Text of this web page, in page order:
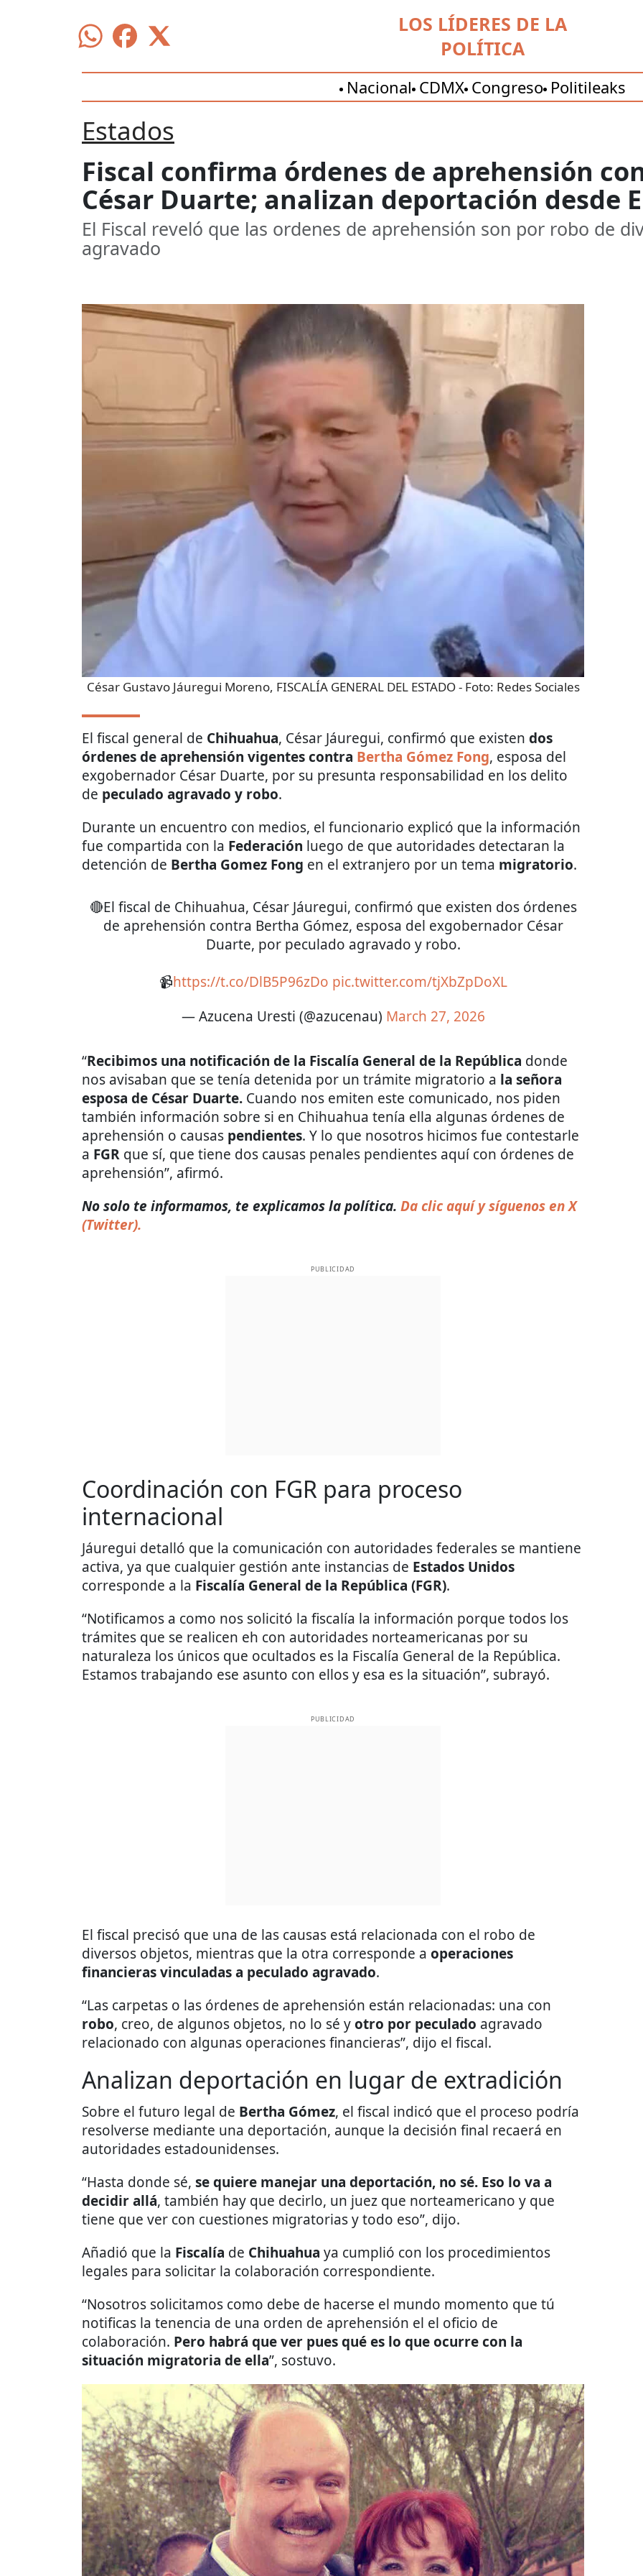
LOS LÍDERES DE LA
POLÍTICA
Nacional CDMX Congreso Politileaks
Estados
Fiscal confirma órdenes de aprehensión
César Duarte; analizan deportación desde
El Fiscal reveló que las ordenes de aprehensión son por robo de
agravado
César Gustavo Jáuregui Moreno, FISCALÍA GENERAL DEL ESTADO- Foto: Redes Sociales
El fiscal general de Chihuahua, César Jáuregui, confirmó que existen dos
órdenes de aprehensión vigentes contra Bertha Gómez Fong, esposa del
exgobernador César Duarte, por su presunta responsabilidad en los delito
de peculado agravado y robo.
Durante un encuentro con medios, el funcionario explicó que la información
fue compartida con la Federación luego de que autoridades detectaran la
detención de Bertha Gomez Fong en el extranjero por un tema migratorio.
🔴El fiscal de Chihuahua, César Jáuregui, confirmó que existen dos órdenes
de aprehensión contra Bertha Gómez, esposa del exgobernador César
Duarte, por peculado agravado y robo.
📹https://t.co/DlB5P96zDo pic.twitter.com/tjXbZpDoXL
— Azucena Uresti (@azucenau) March 27, 2026
“Recibimos una notificación de la Fiscalía General de la República donde
nos avisaban que se tenía detenida por un trámite migratorio a la señora
esposa de César Duarte. Cuando nos emiten este comunicado, nos piden
también información sobre si en Chihuahua tenía ella algunas órdenes de
aprehensión o causas pendientes. Y lo que nosotros hicimos fue contestarle
a FGR que sí, que tiene dos causas penales pendientes aquí con órdenes de
aprehensión”, afirmó.
No solo te informamos, te explicamos la política. Da clic aquí y síguenos en X
(Twitter).
PUBLICIDAD
Coordinación con FGR para proceso
internacional
Jáuregui detalló que la comunicación con autoridades federales se mantiene
activa, ya que cualquier gestión ante instancias de Estados Unidos
corresponde a la Fiscalía General de la República (FGR).
“Notificamos a como nos solicitó la fiscalía la información porque todos los
trámites que se realicen eh con autoridades norteamericanas por su
naturaleza los únicos que ocultados es la Fiscalía General de la República.
Estamos trabajando ese asunto con ellos y esa es la situación”, subrayó.
PUBLICIDAD
El fiscal precisó que una de las causas está relacionada con el robo de
diversos objetos, mientras que la otra corresponde a operaciones
financieras vinculadas a peculado agravado.
“Las carpetas o las órdenes de aprehensión están relacionadas: una con
robo, creo, de algunos objetos, no lo sé yotro por peculado agravado
relacionado con algunas operaciones financieras”, dijo el fiscal.
Analizan deportación en lugar de extradición
Sobre el futuro legal de Bertha Gómez, el fiscal indicó que el proceso podría
resolverse mediante una deportación, aunque la decisión final recaerá en
autoridades estadounidenses.
“Hasta donde sé, se quiere manejar una deportación, no sé. Eso lo va a
decidir allá, también hay que decirlo, un juez que norteamericano y que
tiene que ver con cuestiones migratorias y todo eso”, dijo.
Añadió que la Fiscalía de Chihuahua ya cumplió con los procedimientos
legales para solicitar la colaboración correspondiente.
“Nosotros solicitamos como debe de hacerse el mundo momento que tú
notificas la tenencia de una orden de aprehensión el el oficio de
colaboración. Pero habrá que ver pues qué es lo que ocurre con la
situación migratoria de ella”, sostuvo.